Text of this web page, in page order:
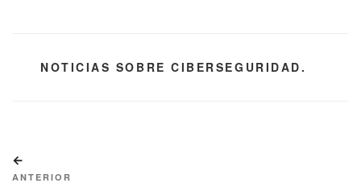
CATEGORÍAS
NOTICIAS SOBRE CIBERSEGURIDAD.
deanterior:
ANTERIOR